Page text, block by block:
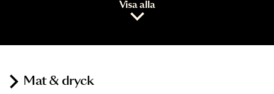
Visa alla
Mat & dryck